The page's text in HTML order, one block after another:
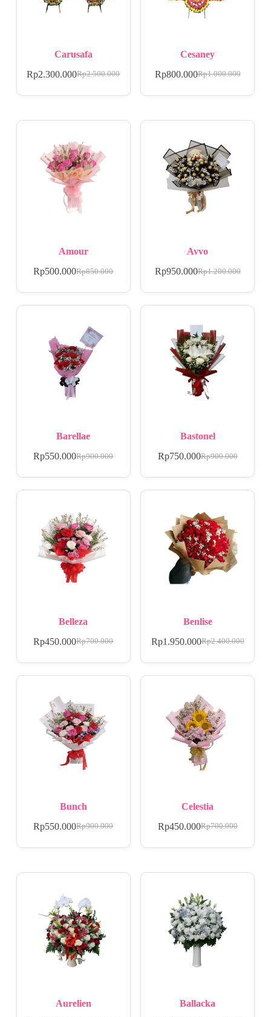
Carusafa
Rp2.500.000
Rp2.300.000
Cesaney
Rp1.000.000
Rp800.000
Amour
Rp850.000
Rp500.000
Avvo
Rp1.200.000
Rp950.000
Barellae
Rp900.000
Rp550.000
Bastonel
Rp900.000
Rp750.000
Belleza
Rp700.000
Rp450.000
Benlise
Rp2.400.000
Rp1.950.000
Bunch
Rp900.000
Rp550.000
Celestia
Rp700.000
Rp450.000
Aurelien Ballacka